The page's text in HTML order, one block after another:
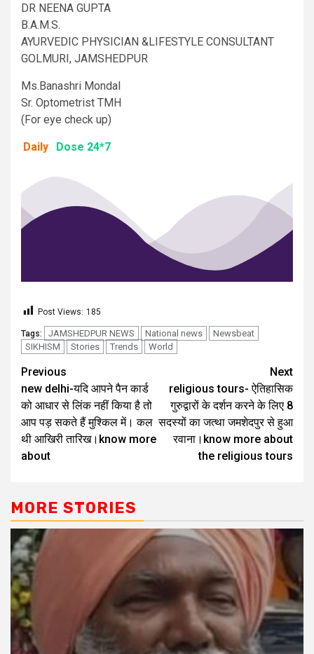
DR NEENA GUPTA
B.A.M.S.
AYURVEDIC PHYSICIAN &LIFESTYLE CONSULTANT
GOLMURI, JAMSHEDPUR
Ms.Banashri Mondal
Sr. Optometrist TMH
(For eye check up)
Daily Dose 24*7
Post Views: 185
Tags: JAMSHEDPUR NEWS National news
Newsbeat
SIKHISM
Stories Trends World
Previous
new delhi-यदि आपने पैन कार्ड
को आधार से लिंक नहीं किया है तो
आप पड़ सकते हैं मुश्किल में। कल
थी आखिरी तारिख।know more
about
Next
religious tours- ऐतिहासिक
गुरुद्वारों के दर्शन करने के लिए 8
सदस्यों का जत्था जमशेदपुर से हुआ
रवाना।know more about
the religious tours
MORE STORIES